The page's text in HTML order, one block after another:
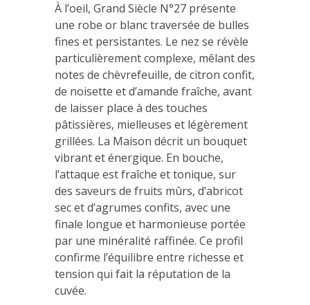
À l’oeil, Grand Siècle N°27 présente
une robe or blanc traversée de bulles
fines et persistantes. Le nez se révèle
particulièrement complexe, mêlant des
notes de chèvrefeuille, de citron confit,
de noisette et d’amande fraîche, avant
de laisser place à des touches
pâtissières, mielleuses et légèrement
grillées. La Maison décrit un bouquet
vibrant et énergique. En bouche,
l’attaque est fraîche et tonique, sur
des saveurs de fruits mûrs, d’abricot
sec et d’agrumes confits, avec une
finale longue et harmonieuse portée
par une minéralité raffinée. Ce profil
confirme l’équilibre entre richesse et
tension qui fait la réputation de la
cuvée.